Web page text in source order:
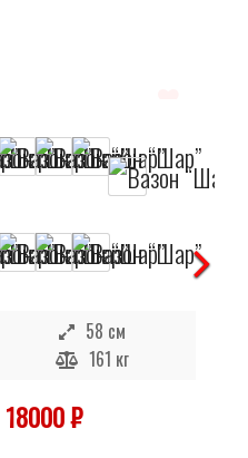
Отложить
В наличии
58 см
161 кг
18000₽